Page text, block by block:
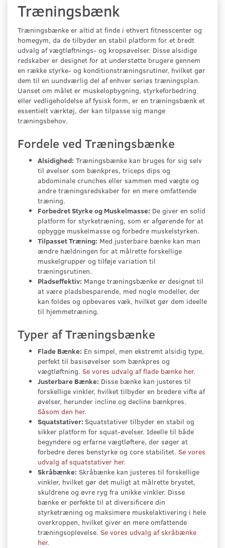
Træningsbænk
Træningsbænke er altid at finde i ethvert fitnesscenter og
homegym, da de tilbyder en stabil platform for et bredt
udvalg af vægtløftnings- og kropsøvelser. Disse alsidige
redskaber er designet for at understøtte brugere gennem
en række styrke- og konditionstræningsrutiner, hvilket gør
dem til en uundværlig del af enhver seriøs træningsplan.
Uanset om målet er muskelopbygning, styrkeforbedring
eller vedligeholdelse af fysisk form, er en træningsbænk et
essentielt værktøj, der kan tilpasse sig mange
træningsbehov.
Fordele ved Træningsbænke
Alsidighed: Træningsbænke kan bruges for sig selv
til øvelser som bænkpres, triceps dips og
abdominale crunches eller sammen med vægte og
andre træningsredskaber for en mere omfattende
træning.
Forbedret Styrke og Muskelmasse: De giver en solid
platform for styrketræning, som er afgørende for at
opbygge muskelmasse og forbedre muskelstyrken.
Tilpasset Træning: Med justerbare bænke kan man
ændre hældningen for at målrette forskellige
muskelgrupper og tilføje variation til
træningsrutinen.
Pladseffektiv: Mange træningsbænke er designet til
at være pladsbesparende, med nogle modeller, der
kan foldes og opbevares væk, hvilket gør dem ideelle
til hjemmetræning.
Typer af Træningsbænke
Flade Bænke: En simpel, men ekstremt alsidig type,
perfekt til basisøvelser som bænkpres og
vægtløftning. Se vores udvalg af flade bænke her.
Justerbare Bænke: Disse bænke kan justeres til
forskellige vinkler, hvilket tilbyder en bredere vifte af
øvelser, herunder incline og decline bænkpres.
Såsom den her.
Squatstativer: Squatstativer tilbyder en stabil og
sikker platform for squat-øvelser. Ideelle til både
begyndere og erfarne vægtløftere, der søger at
forbedre deres benstyrke og core stabilitet. Se vores
udvalg af squatstativer her.
Skråbænke: Skråbænke kan justeres til forskellige
vinkler, hvilket gør det muligt at målrette brystet,
skuldrene og øvre ryg fra unikke vinkler. Disse
bænke er perfekte til at diversificere din
styrketræning og maksimere muskelaktivering i hele
overkroppen, hvilket giver en mere omfattende
træningsoplevelse. Se vores udvalg af skråbænke
her.